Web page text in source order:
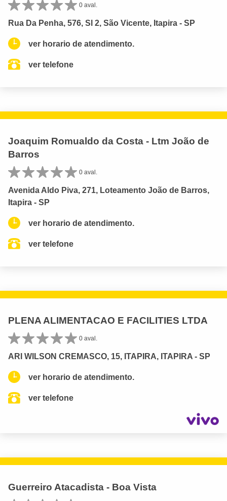
0 aval.
Rua Da Penha, 576, Sl 2, São Vicente, Itapira - SP
ver horario de atendimento.
ver telefone
Joaquim Romualdo da Costa - Ltm João de
Barros
0 aval.
Avenida Aldo Piva, 271, Loteamento João de Barros,
Itapira - SP
ver horario de atendimento.
ver telefone
PLENA ALIMENTACAO E FACILITIES LTDA
0 aval.
ARI WILSON CREMASCO, 15, ITAPIRA, ITAPIRA - SP
ver horario de atendimento.
ver telefone
Guerreiro Atacadista - Boa Vista